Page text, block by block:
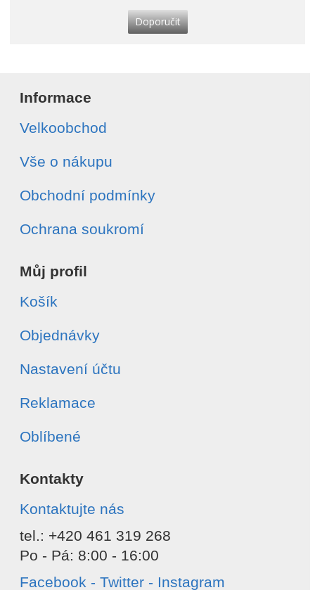
Doporučit
Informace
Velkoobchod
Vše o nákupu
Obchodní podmínky
Ochrana soukromí
Můj profil
Košík
Objednávky
Nastavení účtu
Reklamace
Oblíbené
Kontakty
Kontaktujte nás
tel.: +420 461 319 268
Po - Pá: 8:00 - 16:00
Facebook - Twitter - Instagram